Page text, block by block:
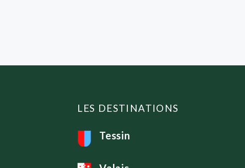
LES DESTINATIONS
Tessin